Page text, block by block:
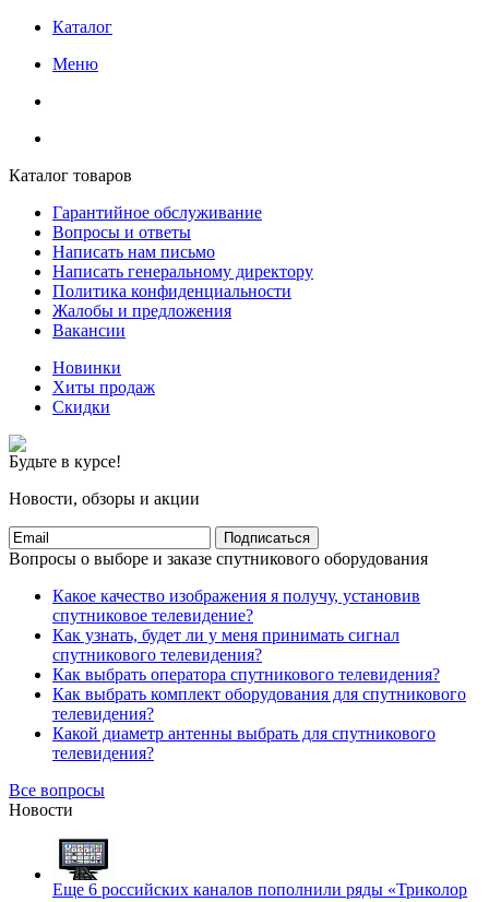
Каталог
Меню
Каталог товаров
Гарантийное обслуживание
Вопросы и ответы
Написать нам письмо
Написать генеральному директору
Политика конфиденциальности
Жалобы и предложения
Вакансии
Новинки
Хиты продаж
Скидки
Будьте в курсе!
Новости, обзоры и акции
Подписаться
Вопросы о выборе и заказе спутникового оборудования
Какое качество изображения я получу, установив
спутниковое телевидение?
Как узнать, будет ли у меня принимать сигнал
спутникового телевидения?
Как выбрать оператора спутникового телевидения?
Как выбрать комплект оборудования для спутникового
телевидения?
Какой диаметр антенны выбрать для спутникового
телевидения?
Все вопросы
Новости
Еще 6 российских каналов пополнили ряды «Триколор